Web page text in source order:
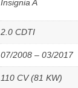
Insignia A
2.0 CDTI
07/2008 – 03/2017
110 CV (81 KW)